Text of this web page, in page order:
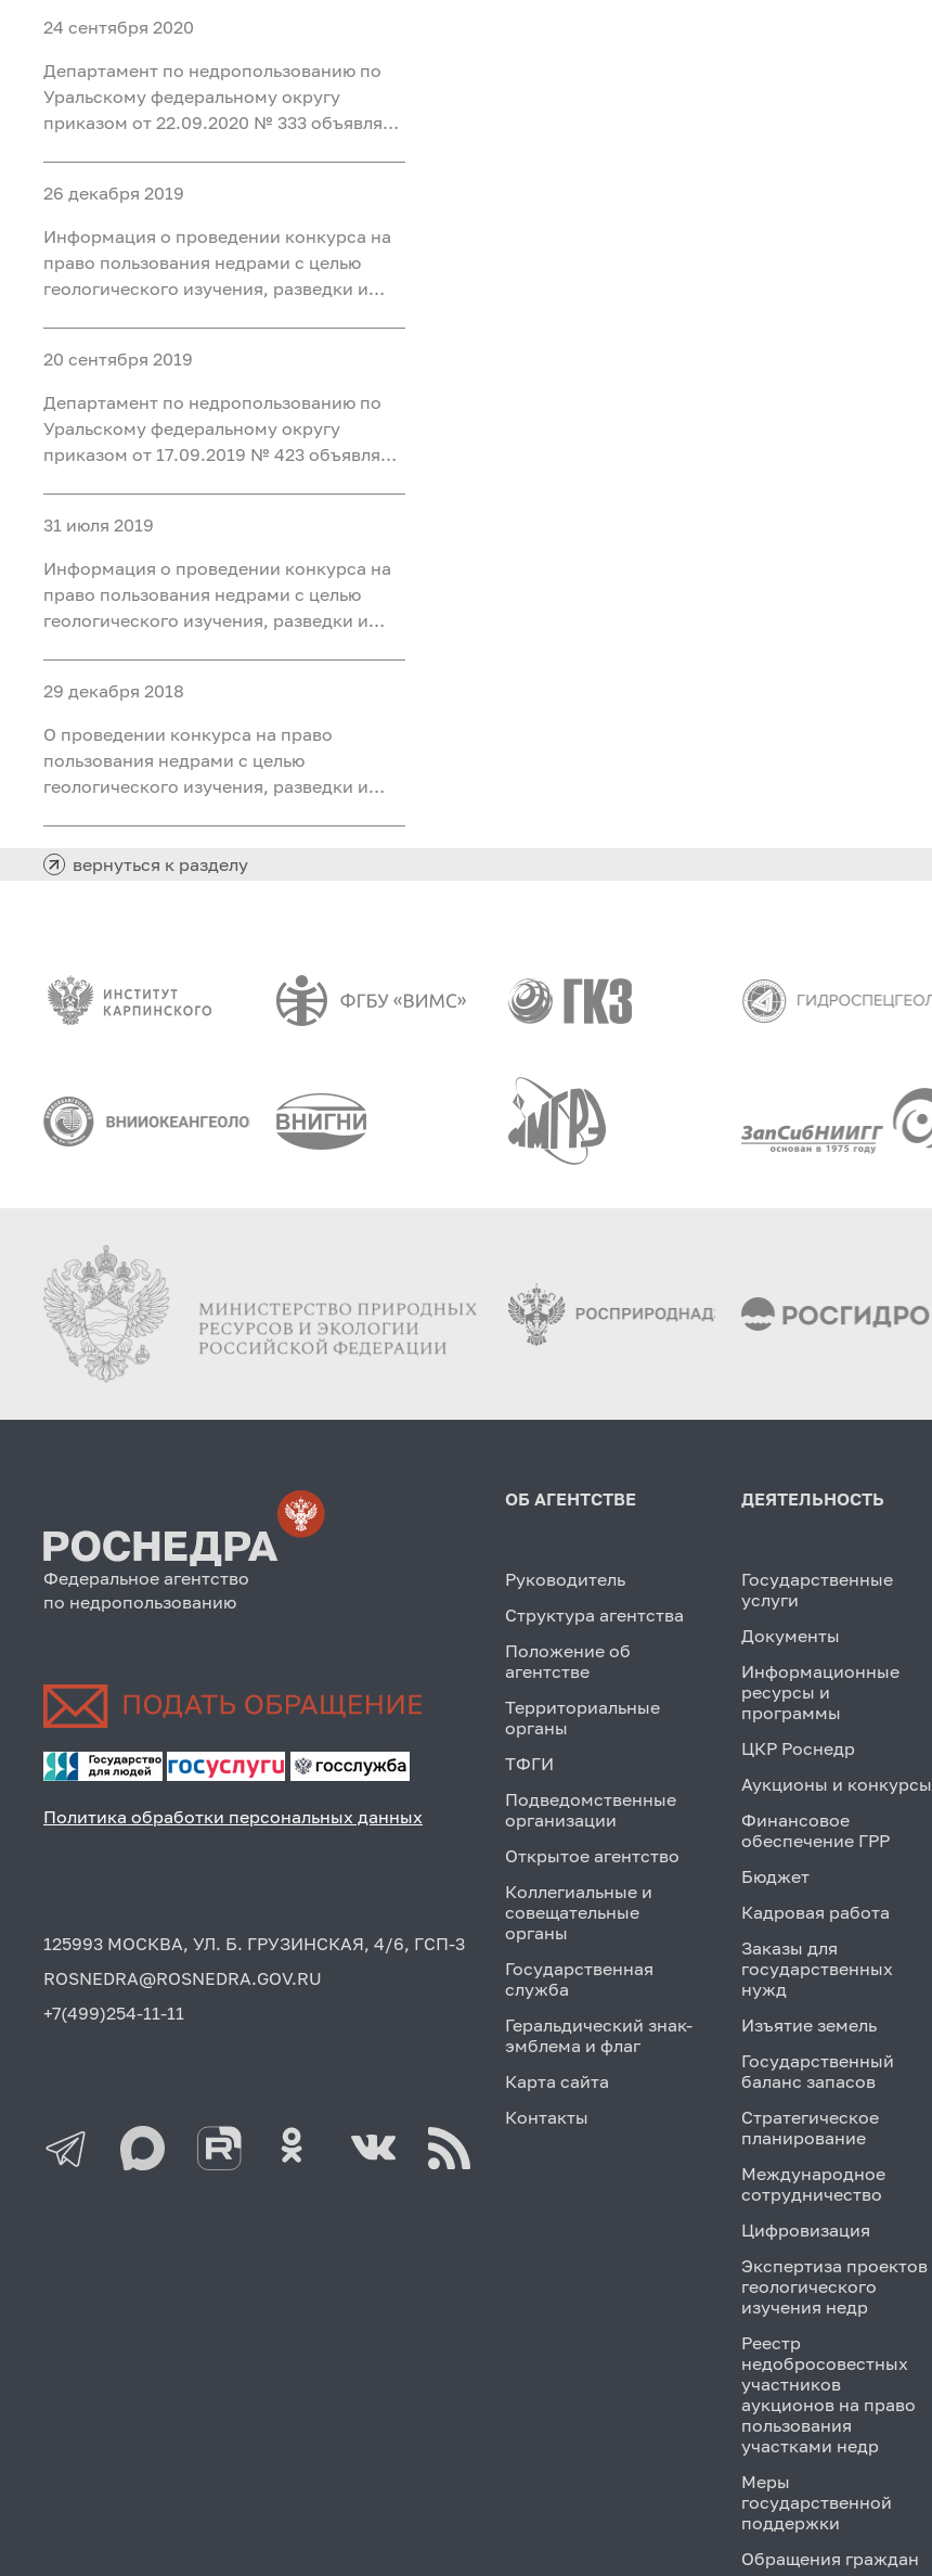
разведки и добычи подземных
минеральных вод (для
бальнеоприменения) на Санаторном
24 сентября 2020
Департамент по недропользованию по
Уральскому федеральному округу
приказом от 22.09.2020 № 333 объявляет
минеральных вод для
бальнеоприменения на участке недр
Месторождение Восточно-
26 декабря 2019
Информация о проведении конкурса на
право пользования недрами с целью
геологического изучения, разведки и
каменноугольного месторождения и
Низовский Низовского
каменноугольного месторождения и в
20 сентября 2019
Департамент по недропользованию по
Уральскому федеральному округу
приказом от 17.09.2019 № 423 объявляет
грязей для бальнеоприменения на
участке недр «Тулубаево-2»
месторождения «Озер
31 июля 2019
Информация о проведении конкурса на
право пользования недрами с целью
геологического изучения, разведки и
Прокопьевского каменноугольного
месторождения в Кемеровской области
29 декабря 2018
О проведении конкурса на право
пользования недрами с целью
геологического изучения, разведки и
Ненецком муниципальном районе
вернуться к разделу
Федеральное агентство
по недропользованию
Политика обработки персональных данных
125993 МОСКВА, УЛ. Б. ГРУЗИНСКАЯ, 4/6, ГСП-3
ROSNEDRA@ROSNEDRA.GOV.RU
+7(499)254-11-11
ОБ АГЕНТСТВЕ
Руководитель
Структура агентства
Положение об
агентстве
Территориальные
органы
ТФГИ
Подведомственные
организации
Открытое агентство
Коллегиальные и
совещательные
органы
Государственная
служба
Геральдический знак-
эмблема и флаг
Карта сайта
Контакты
ДЕЯТЕЛЬНОСТЬ
Государственные
услуги
Документы
Информационные
ресурсы и
программы
ЦКР Роснедр
Аукционы и конкурсы
Финансовое
обеспечение ГРР
Бюджет
Кадровая работа
Заказы для
государственных
нужд
Изъятие земель
Государственный
баланс запасов
Стратегическое
планирование
Международное
сотрудничество
Цифровизация
Экспертиза проектов
геологического
изучения недр
Реестр
недобросовестных
участников
аукционов на право
пользования
участками недр
Меры
государственной
поддержки
Обращения граждан